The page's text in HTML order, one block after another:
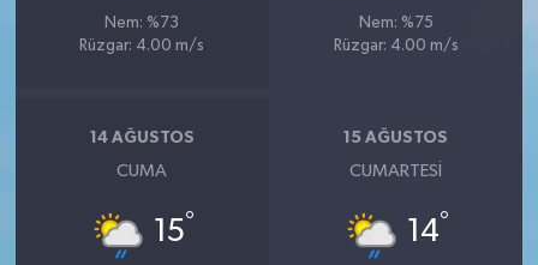
Nem: %73
Rüzgar: 4.00 m/s
Nem: %75
Rüzgar: 4.00 m/s
14 AĞUSTOS
CUMA
15°
15 AĞUSTOS
CUMARTESI
14°